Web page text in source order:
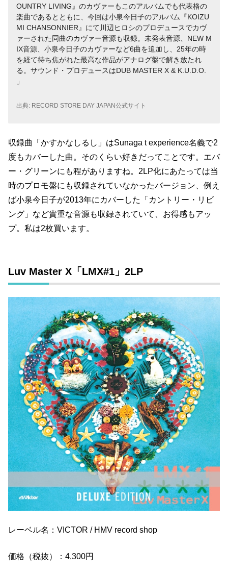
OUNTRY LIVING』のカヴァーもこのアルバムでも代表格の
楽曲であるとともに、今回は小泉今日子のアルバム『KOIZU
MI CHANSONNIER』にて川辺ヒロシのプロデュースでカヴ
ァーされた同曲のカヴァー音源も収録。未発表音源、NEW M
IX音源、小泉今日子のカヴァーなど6曲を追加し、25年の時
を経て待ち焦がれた最高な作品がアナログ盤で解き放たれ
る。サウンド・プロデュースはDUB MASTER X & K.U.D.O.
出典: RECORD STORE DAY JAPAN公式サイト
収録曲「かすかなしるし」はSunaga t experience名義で2
度もカバーした曲。そのくらい好きだってことです。エバ
ー・グリーンにも程がありますね。2LP化にあたっては当
時のプロモ盤にも収録されていなかったバージョン、例え
ば小泉今日子が2013年にカバーした「カントリー・リビ
ング」など貴重な音源も収録されていて、お得感もアッ
プ。私は2枚買います。
Luv Master X「LMX#1」2LP
レーベル名：VICTOR / HMV record shop
価格（税抜）：4,300円